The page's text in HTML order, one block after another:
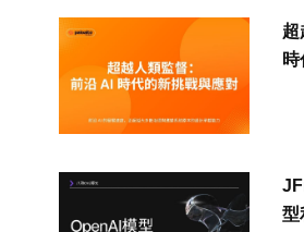
超
時
型